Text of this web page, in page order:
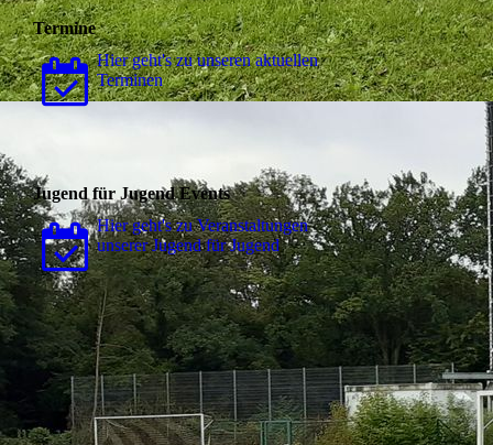
Termine
Hier geht's zu unseren aktuellen
Terminen
Jugend für Jugend Events
Hier geht's zu Ver­an­stal­tungen
unserer Jugend für Jugend